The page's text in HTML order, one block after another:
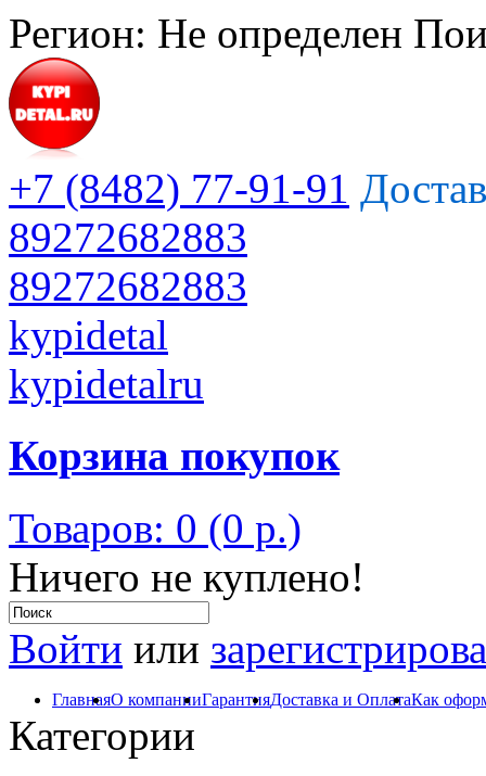
Регион: Не определен
+7 (8482) 77-91-91
89272682883
89272682883
kypidetal
kypidetalru
Корзина покупок
Товаров: 0 (0 р.)
Ничего не куплено!
Войти или
ГлавнаяО компанииГарантияДоставка и ОплатаКак
Категории